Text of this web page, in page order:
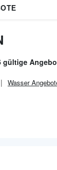
gültige
Wasser